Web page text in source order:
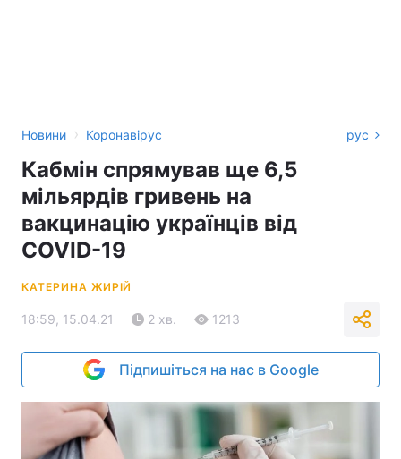
Новини › Коронавірус рус
Кабмін спрямував ще 6,5
мільярдів гривень на
вакцинацію українців від
COVID-19
КАТЕРИНА ЖИРІЙ
18:59, 15.04.21 2 хв. 1213
Підпишіться на нас в Google